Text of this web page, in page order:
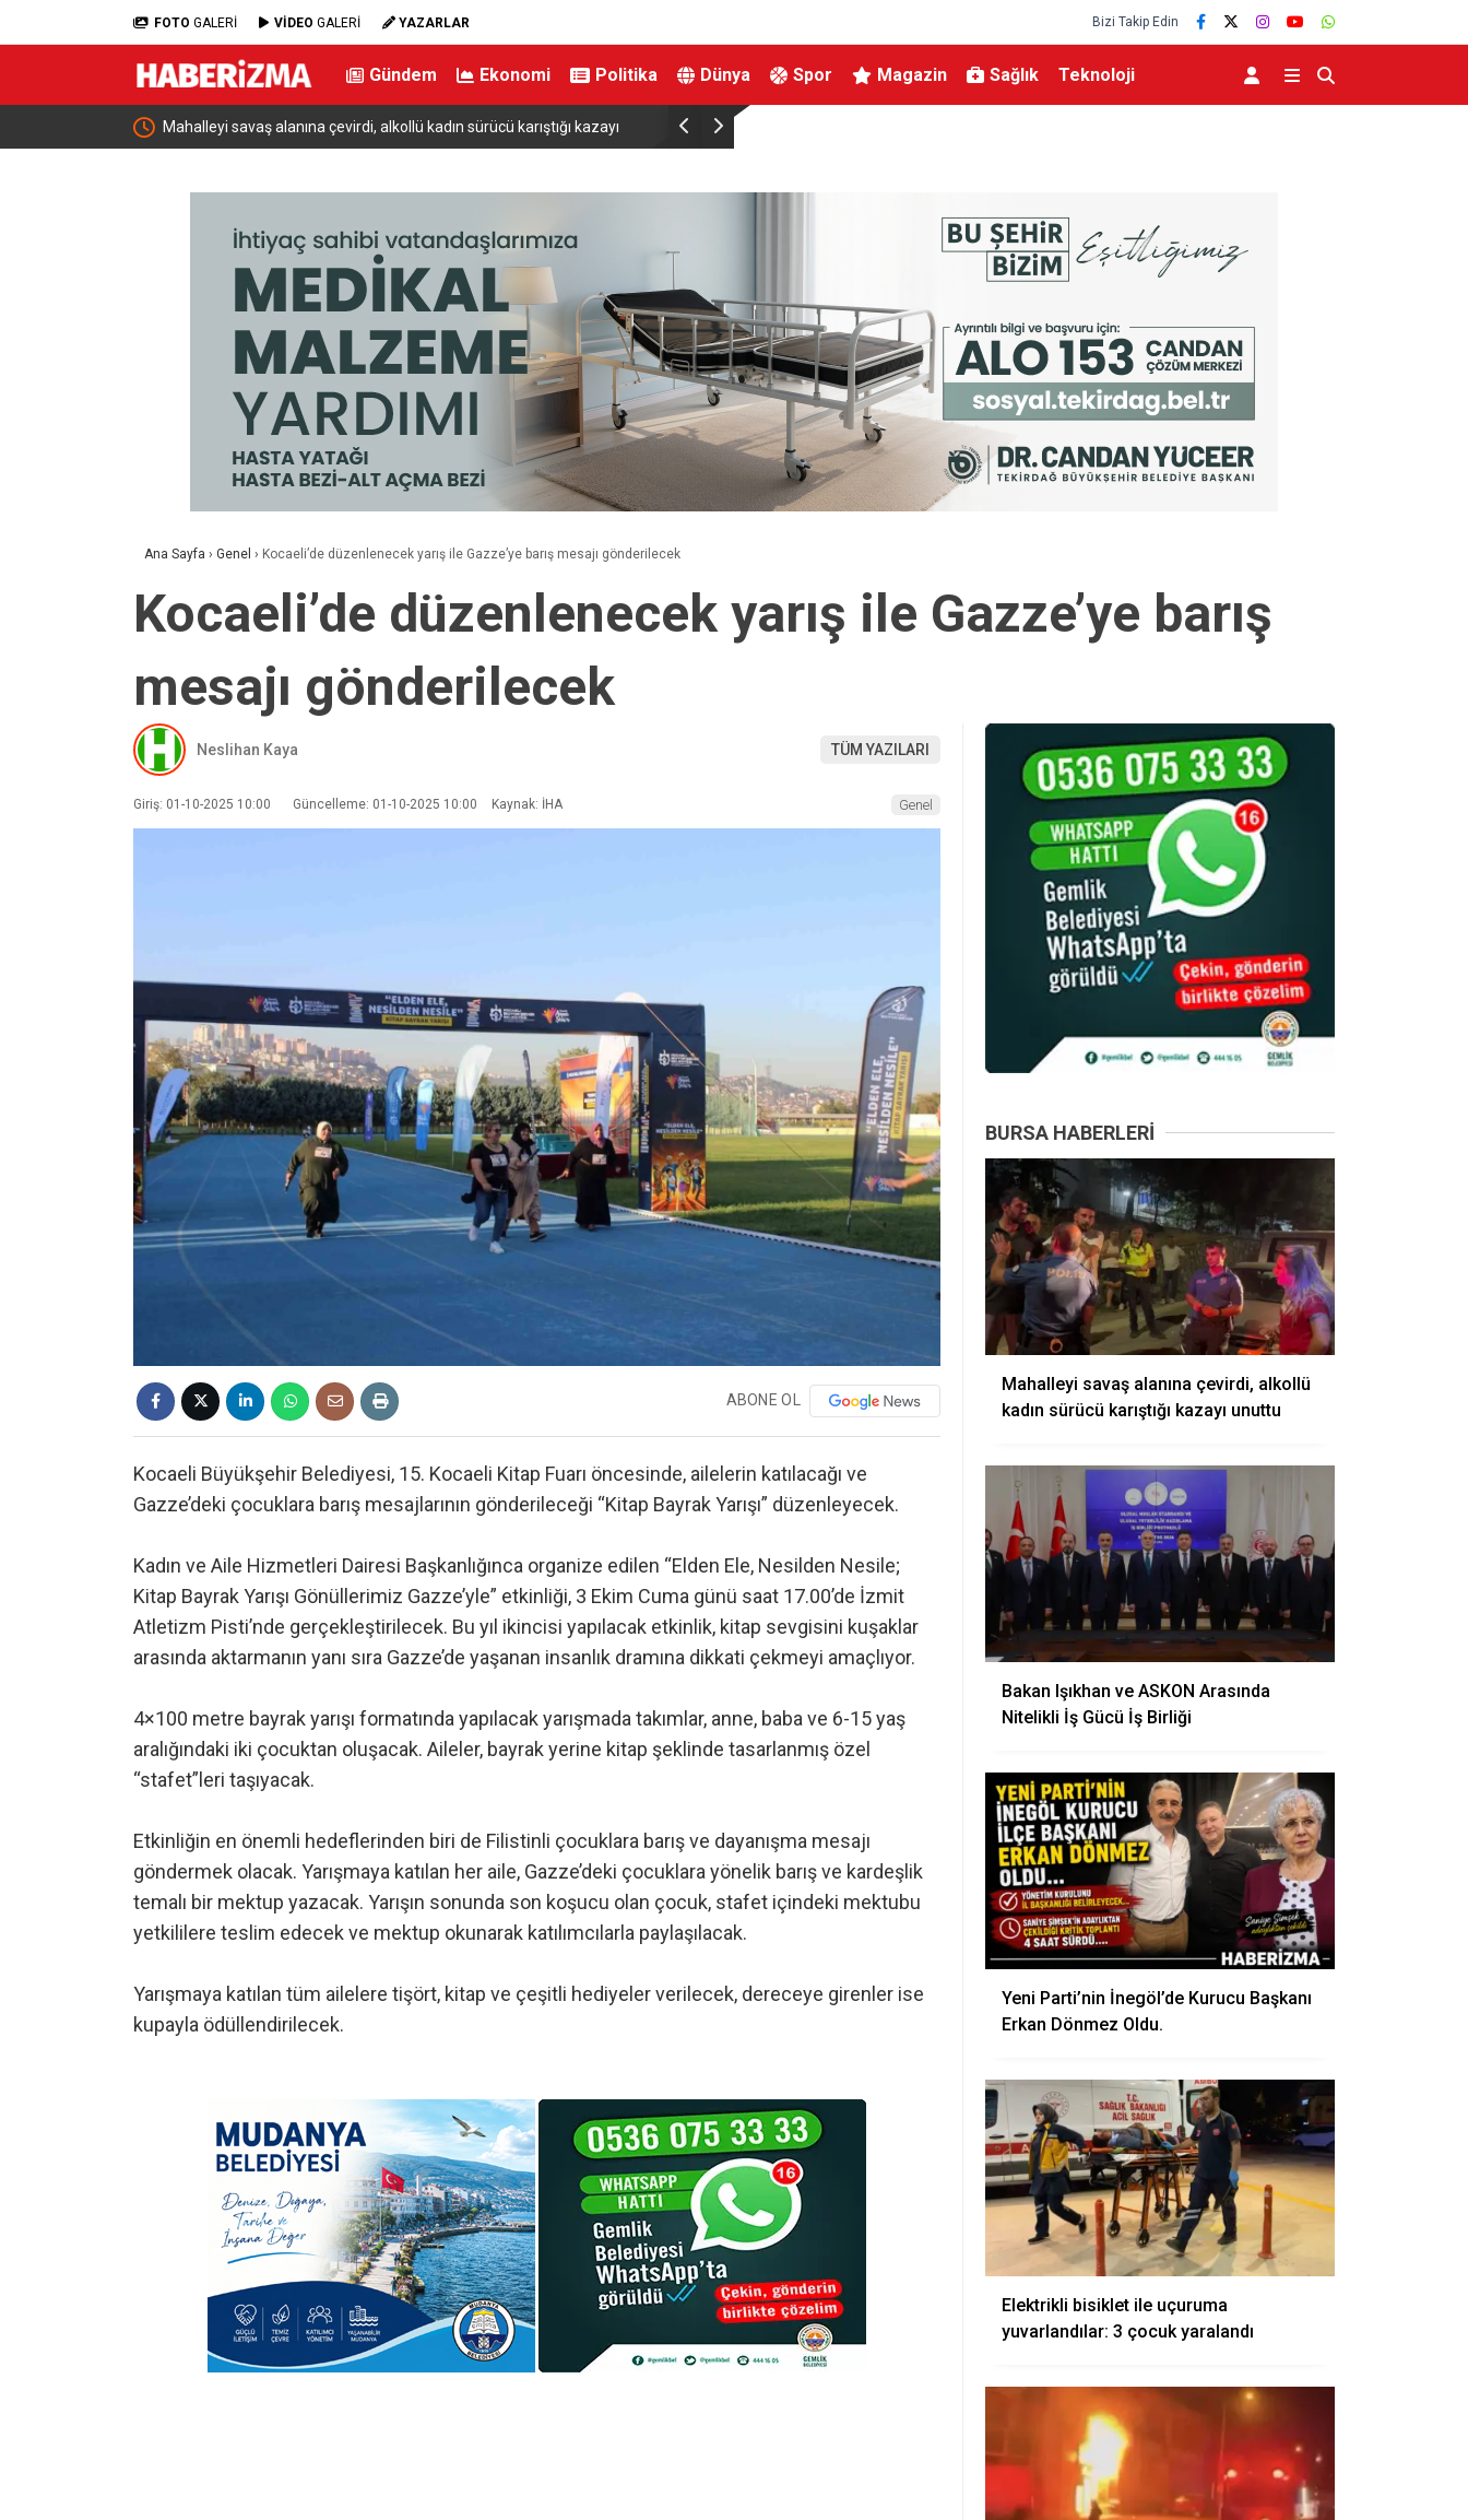
FOTO GALERİ VİDEO GALERİ YAZARLAR Bizi Takip Edin
Gündem Ekonomi Politika Dünya Spor Magazin Sağlık Teknoloji
Mahalleyi savaş alanına çevirdi, alkollü kadın sürücü karıştığı kazayı Bakan Işıkhan ve ASKON Arasında Nitelikli İş Gücü İş Birliği
Ana Sayfa › Genel › Kocaeli’de düzenlenecek yarış ile Gazze’ye barış mesajı gönderilecek
Kocaeli’de düzenlenecek yarış ile Gazze’ye barış
mesajı gönderilecek
Neslihan Kaya TÜM YAZILARI
Giriş: 01-10-2025 10:00 Güncelleme: 01-10-2025 10:00 Kaynak: İHA Genel
ABONE OL
Kocaeli Büyükşehir Belediyesi, 15. Kocaeli Kitap Fuarı öncesinde, ailelerin katılacağı ve
Gazze’deki çocuklara barış mesajlarının gönderileceği “Kitap Bayrak Yarışı” düzenleyecek.
Kadın ve Aile Hizmetleri Dairesi Başkanlığınca organize edilen “Elden Ele, Nesilden Nesile;
Kitap Bayrak Yarışı Gönüllerimiz Gazze’yle” etkinliği, 3 Ekim Cuma günü saat 17.00’de İzmit
Atletizm Pisti’nde gerçekleştirilecek. Bu yıl ikincisi yapılacak etkinlik, kitap sevgisini kuşaklar
arasında aktarmanın yanı sıra Gazze’de yaşanan insanlık dramına dikkati çekmeyi amaçlıyor.
4×100 metre bayrak yarışı formatında yapılacak yarışmada takımlar, anne, baba ve 6-15 yaş
aralığındaki iki çocuktan oluşacak. Aileler, bayrak yerine kitap şeklinde tasarlanmış özel
“stafet”leri taşıyacak.
Etkinliğin en önemli hedeflerinden biri de Filistinli çocuklara barış ve dayanışma mesajı
göndermek olacak. Yarışmaya katılan her aile, Gazze’deki çocuklara yönelik barış ve kardeşlik
temalı bir mektup yazacak. Yarışın sonunda son koşucu olan çocuk, stafet içindeki mektubu
yetkililere teslim edecek ve mektup okunarak katılımcılarla paylaşılacak.
Yarışmaya katılan tüm ailelere tişört, kitap ve çeşitli hediyeler verilecek, dereceye girenler ise
kupayla ödüllendirilecek.
BURSA HABERLERI
Mahalleyi savaş alanına çevirdi, alkollü
kadın sürücü karıştığı kazayı unuttu
Bakan Işıkhan ve ASKON Arasında
Nitelikli İş Gücü İş Birliği
Yeni Parti’nin İnegöl’de Kurucu Başkanı
Erkan Dönmez Oldu.
Elektrikli bisiklet ile uçuruma
yuvarlandılar: 3 çocuk yaralandı